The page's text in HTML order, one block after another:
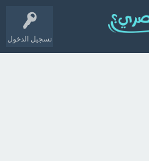
تسجيل الدخول